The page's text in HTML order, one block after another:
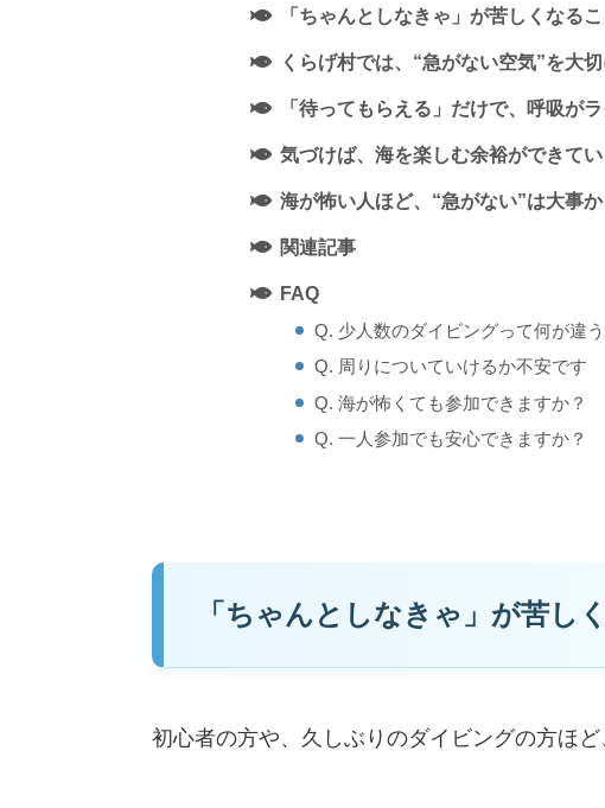
「ちゃんとしなきゃ」が苦しくなる
くらげ村では、“急がない空気”を大
「待ってもらえる」だけで、呼吸が
気づけば、海を楽しむ余裕ができて
海が怖い人ほど、“急がない”は大事
関連記事
FAQ
Q. 少人数のダイビングって何が違
Q. 周りについていけるか不安です
Q. 海が怖くても参加できますか？
Q. 一人参加でも安心できますか？
「ちゃんとしなきゃ」が苦し
初心者の方や、久しぶりのダイビングの方ほど